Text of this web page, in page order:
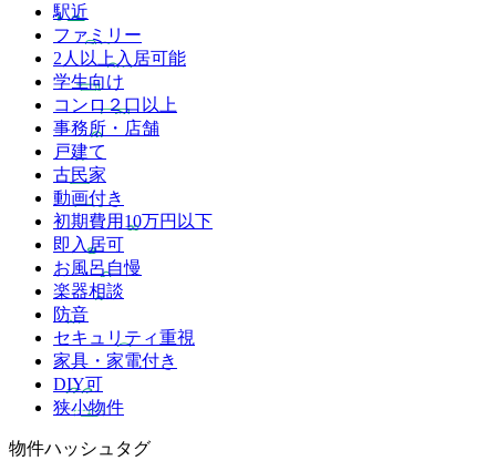
駅近
ファミリー
2人以上入居可能
学生向け
コンロ２口以上
事務所・店舗
戸建て
古民家
動画付き
初期費用10万円以下
即入居可
お風呂自慢
楽器相談
防音
セキュリティ重視
家具・家電付き
DIY可
狭小物件
物件ハッシュタグ